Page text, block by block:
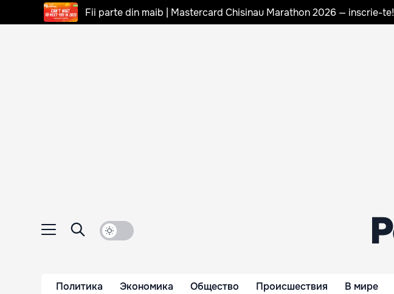
Fii parte din maib | Mastercard Chisinau Marathon 2026 — inscrie-te!
Политика Экономика Общество Происшествия В мире